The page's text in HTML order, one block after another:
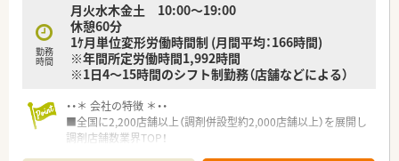
勤務
時間
月火水木金土 10:00～19:00
休憩60分
1ｹ月単位変形労働時間制 (月間平均：166時間)
※年間所定労働時間1,992時間
※1日4～15時間のシフト制勤務（店舗などによる）
・・＊ 会社の特徴 ＊・・
■全国に2,200店舗以上（調剤併設型約2,000店舗以上）を展開し
調剤店舗数業界TOP！